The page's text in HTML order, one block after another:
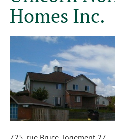
Homes Inc.